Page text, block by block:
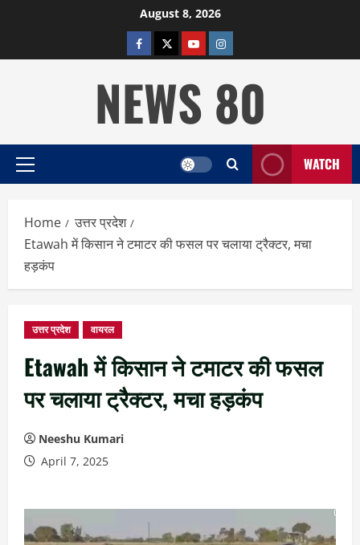
August 8, 2026
facebooktwitterYOUTUBE
instagram
NEWS 80
Primary
WATCH
Home
उत्तर प्रदेश
Etawah में किसान ने टमाटर की फसल पर चलाया ट्रैक्टर, मचा
हड़कंप
उत्तर प्रदेश वायरल
Etawah में किसान ने टमाटर की फसल
पर चलाया ट्रैक्टर, मचा हड़कंप
Neeshu Kumari
April 7, 2025